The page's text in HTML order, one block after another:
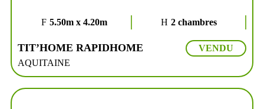
5.50m x 4.20m 2 chambres
TIT’HOME RAPIDHOME
AQUITAINE
VENDU